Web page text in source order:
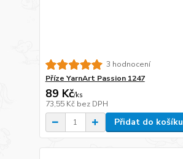
3 hodnocení
Příze YarnArt Passion 1247
89 Kč/ks
73,55 Kč bez DPH
Přidat do košíku